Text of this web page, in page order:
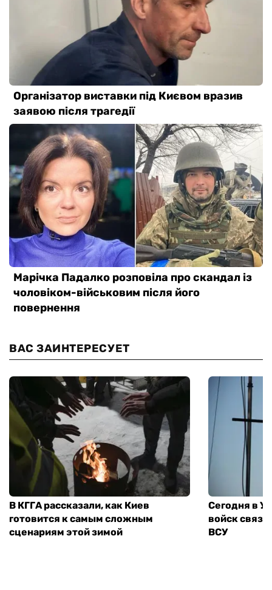
ВАС ЗАИНТЕРЕСУЕТ
В КГГА рассказали, как Киев
готовится к самым сложным
сценариям этой зимой
Сегодня в
войск
ВСУ